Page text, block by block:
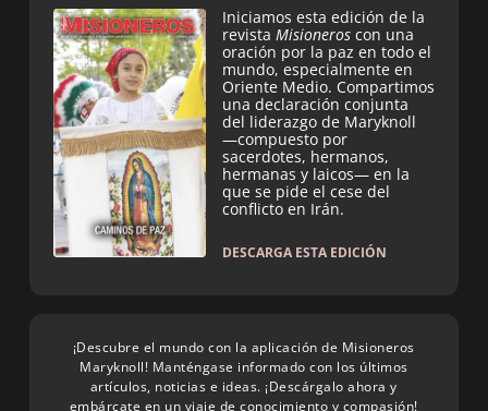
Iniciamos esta edición de la
revista Misioneros con una
oración por la paz en todo el
mundo, especialmente en
Oriente Medio. Compartimos
una declaración conjunta
del liderazgo de Maryknoll
—compuesto por
sacerdotes, hermanos,
hermanas y laicos— en la
que se pide el cese del
conflicto en Irán.
DESCARGA ESTA EDICIÓN
¡Descubre el mundo con la aplicación de Misioneros
Maryknoll! Manténgase informado con los últimos
artículos, noticias e ideas. ¡Descárgalo ahora y
embárcate en un viaje de conocimiento y compasión!